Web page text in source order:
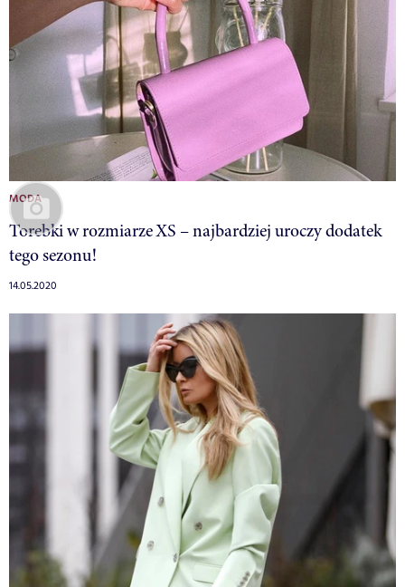
MODA
Torebki w rozmiarze XS – najbardziej uroczy dodatek
tego sezonu!
14.05.2020